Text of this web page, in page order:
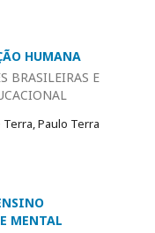
HUMANA
BRASILEIRAS E
Paulo Terra
MENTAL